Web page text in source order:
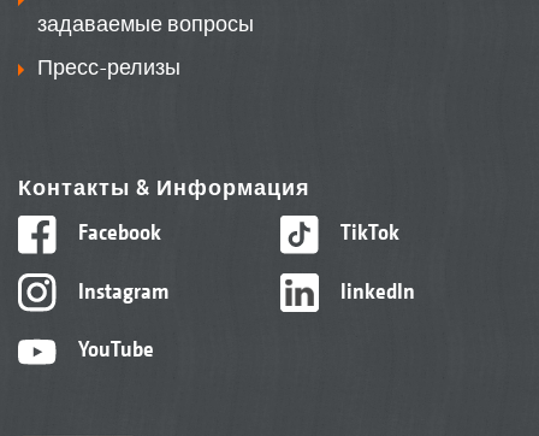
задаваемые вопросы
Пресс-релизы
Контакты & Информация
Facebook
Instagram
YouTube
TikTok
linkedIn